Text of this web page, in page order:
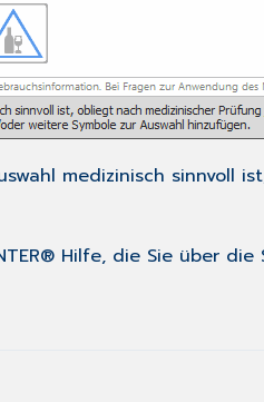
medizinisch
Hilfe, die Sie über die